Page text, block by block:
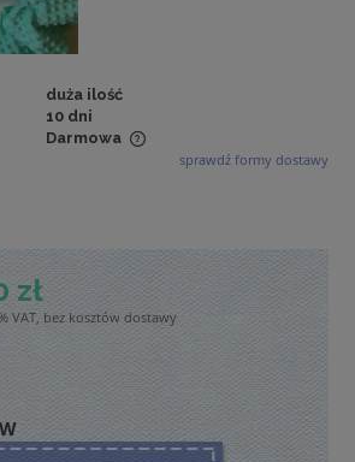
duża ilość
10 dni
Darmowa
ewentualnych kosztów płatności
sprawdź formy dostawy
zł
VAT, bez kosztów dostawy